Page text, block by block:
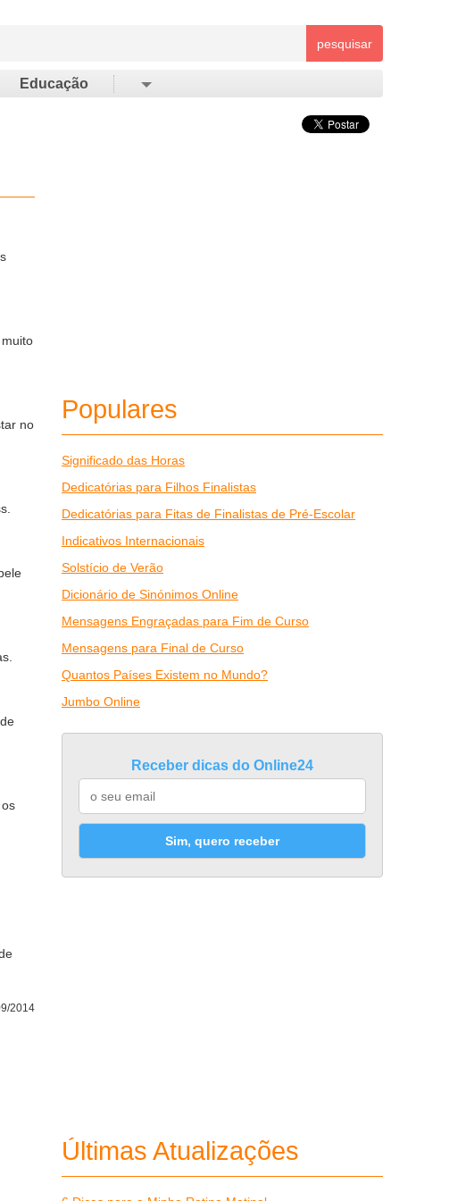
pesquisar
Educação
no
2014
Populares
Significado das Horas
Dedicatórias para Filhos Finalistas
Dedicatórias para Fitas de Finalistas de Pré-Escolar
Indicativos Internacionais
Solstício de Verão
Dicionário de Sinónimos Online
Mensagens Engraçadas para Fim de Curso
Mensagens para Final de Curso
Quantos Países Existem no Mundo?
Jumbo Online
Receber dicas do Online24
Sim, quero receber
Últimas Atualizações